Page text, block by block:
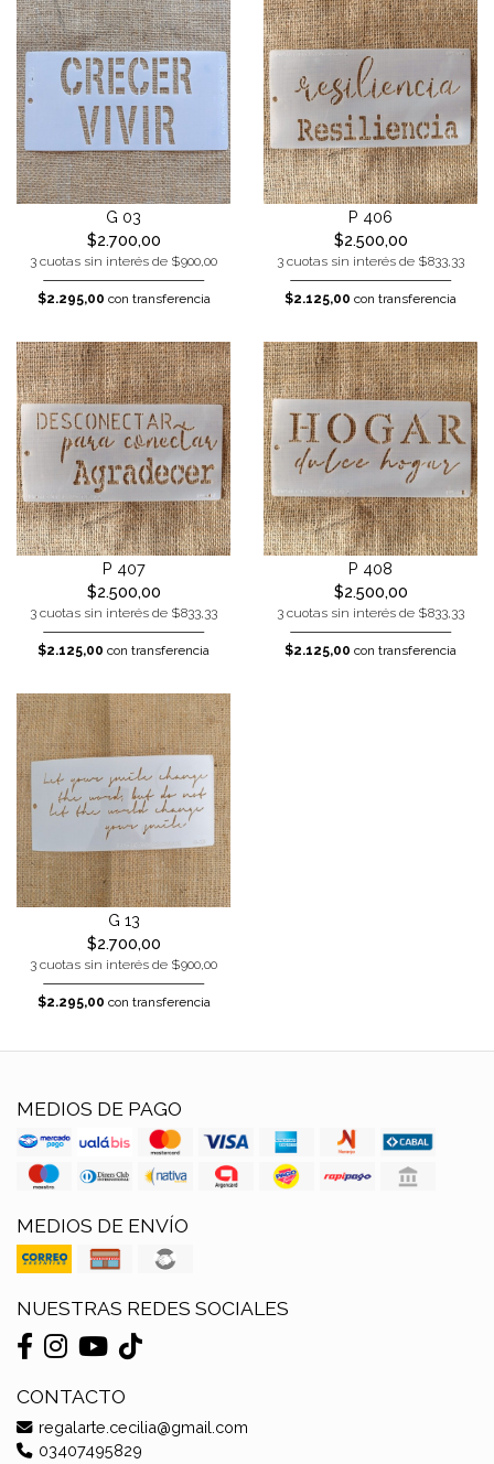
G 03
$2.700,00
3 cuotas sin interés de $900,00
$2.295,00 con transferencia
P 406
$2.500,00
3 cuotas sin interés de $833,33
$2.125,00 con transferencia
P 407
$2.500,00
3 cuotas sin interés de $833,33
$2.125,00 con transferencia
P 408
$2.500,00
3 cuotas sin interés de $833,33
$2.125,00 con transferencia
G 13
$2.700,00
3 cuotas sin interés de $900,00
$2.295,00 con transferencia
MEDIOS DE PAGO
MEDIOS DE ENVÍO
NUESTRAS REDES SOCIALES
CONTACTO
regalarte.cecilia@gmail.com
03407495829